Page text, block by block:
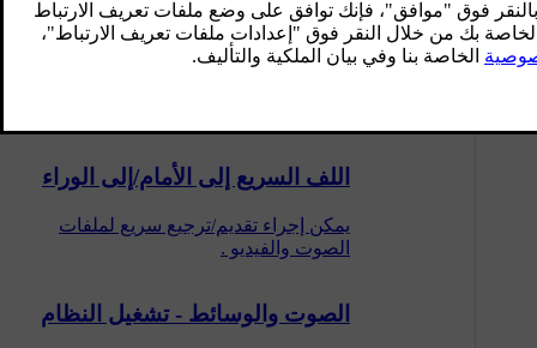
التشغيل بترتيب عشوائي لمسارات
القرص أو الملفات الصوتية
اللف السريع إلى الأمام/إلى الوراء
يمكن إجراء تقديم/ترجيع سريع لملفات
الصوت والفيديو .
الصوت والوسائط - تشغيل النظام